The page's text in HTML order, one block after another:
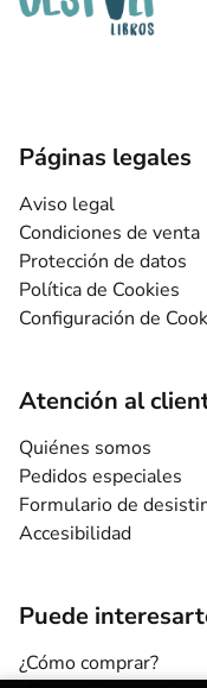
Páginas legales
Aviso legal
Condiciones de venta
Protección de datos
Política de Cookies
Configuración de
Atención al
Quiénes somos
Pedidos especiales
Formulario de
Accesibilidad
Puede
¿Cómo comprar?